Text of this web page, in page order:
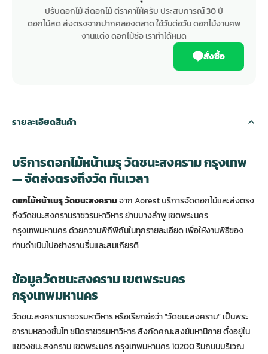
ปรับดอกไม้ สีดอกไม้ ตีราคาให้ครับ ประสบการณ์ 30 ปี
ดอกไม้สด ส่งตรงจากปากคลองตลาด ใช้วันต่อวัน ดอกไม้งานศพ
งานแต่ง ดอกไม้ช่อ เราทำได้หมด
สั่งซื้อ
รายละเอียดสินค้า
บริการดอกไม้หน้าเมรุ วัดชนะสงคราม กรุงเทพ
— จัดส่งตรงถึงวัด ทันเวลา
ดอกไม้หน้าเมรุ วัดชนะสงครามจาก Aorest บริการจัดดอกไม้และส่งตรง
ถึงวัดชนะสงครามราชวรมหาวิหาร ย่านบางลำพู เขตพระนคร
กรุงเทพมหานคร ด้วยความพิถีพิถันในทุกรายละเอียด เพื่อให้งานพิธีของ
ท่านดำเนินไปอย่างราบรื่นและสมเกียรติ
ข้อมูลวัดชนะสงคราม เขตพระนคร
กรุงเทพมหานคร
วัดชนะสงครามราชวรมหาวิหาร หรือเรียกย่อว่า "วัดชนะสงคราม" เป็นพระ
อารามหลวงชั้นโท ชนิดราชวรมหาวิหาร สังกัดคณะสงฆ์มหานิกาย ตั้งอยู่ใน
แขวงชนะสงคราม เขตพระนคร กรุงเทพมหานคร 10200 ริมถนนบริเวณ